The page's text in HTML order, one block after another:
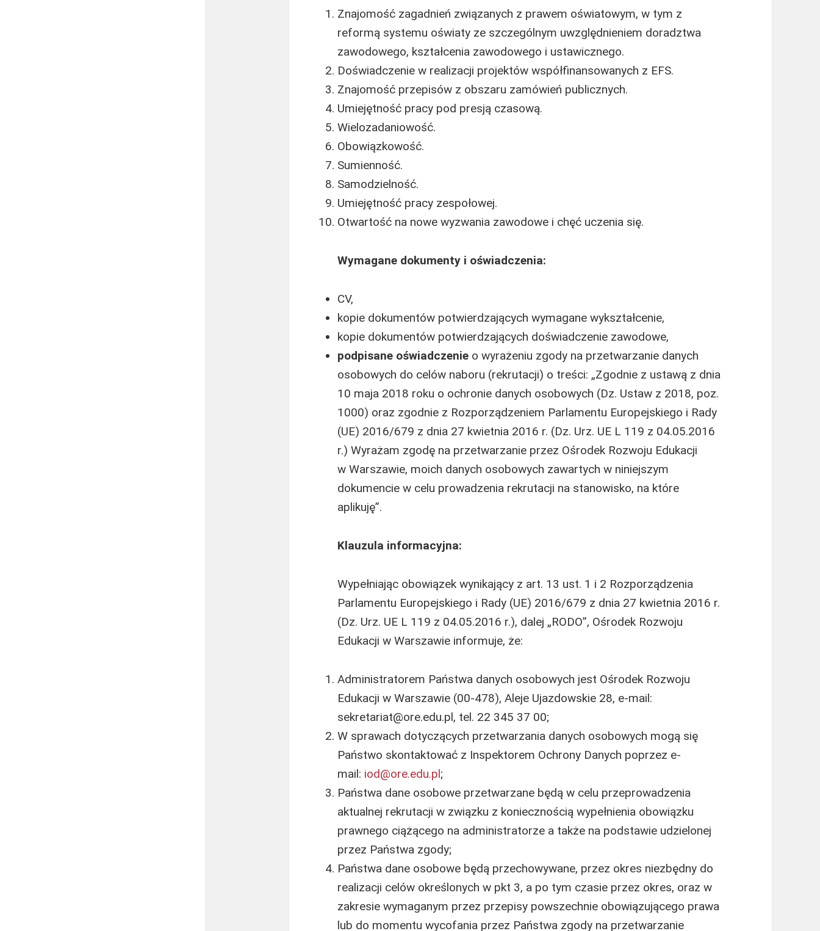
Znajomość zagadnień związanych z prawem oświatowym, w tym z
reformą systemu oświaty ze szczególnym uwzględnieniem doradztwa
zawodowego, kształcenia zawodowego i ustawicznego.
Doświadczenie w realizacji projektów współfinansowanych z EFS.
Znajomość przepisów z obszaru zamówień publicznych.
Umiejętność pracy pod presją czasową.
Wielozadaniowość.
Obowiązkowość.
Sumienność.
Samodzielność.
Umiejętność pracy zespołowej.
Otwartość na nowe wyzwania zawodowe i chęć uczenia się.
Wymagane dokumenty i oświadczenia:
CV,
kopie dokumentów potwierdzających wymagane wykształcenie,
kopie dokumentów potwierdzających doświadczenie zawodowe,
podpisane oświadczenie o wyrażeniu zgody na przetwarzanie danych
osobowych do celów naboru (rekrutacji) o treści: „Zgodnie z ustawą z dnia
10 maja 2018 roku o ochronie danych osobowych (Dz. Ustaw z 2018, poz.
1000) oraz zgodnie z Rozporządzeniem Parlamentu Europejskiego i Rady
(UE) 2016/679 z dnia 27 kwietnia 2016 r. (Dz. Urz. UE L 119 z 04.05.2016
r.) Wyrażam zgodę na przetwarzanie przez Ośrodek Rozwoju Edukacji
w Warszawie, moich danych osobowych zawartych w niniejszym
dokumencie w celu prowadzenia rekrutacji na stanowisko, na które
aplikuję”.
Klauzula informacyjna:
Wypełniając obowiązek wynikający z art. 13 ust. 1 i 2 Rozporządzenia
Parlamentu Europejskiego i Rady (UE) 2016/679 z dnia 27 kwietnia 2016 r.
(Dz. Urz. UE L 119 z 04.05.2016 r.), dalej „RODO”, Ośrodek Rozwoju
Edukacji w Warszawie informuje, że:
Administratorem Państwa danych osobowych jest Ośrodek Rozwoju
Edukacji w Warszawie (00-478), Aleje Ujazdowskie 28, e-mail:
sekretariat@ore.edu.pl, tel. 22 345 37 00;
W sprawach dotyczących przetwarzania danych osobowych mogą się
Państwo skontaktować z Inspektorem Ochrony Danych poprzez e-
mail: iod@ore.edu.pl;
Państwa dane osobowe przetwarzane będą w celu przeprowadzenia
aktualnej rekrutacji w związku z koniecznością wypełnienia obowiązku
prawnego ciążącego na administratorze a także na podstawie udzielonej
przez Państwa zgody;
Państwa dane osobowe będą przechowywane, przez okres niezbędny do
realizacji celów określonych w pkt 3, a po tym czasie przez okres, oraz w
zakresie wymaganym przez przepisy powszechnie obowiązującego prawa
lub do momentu wycofania przez Państwa zgody na przetwarzanie